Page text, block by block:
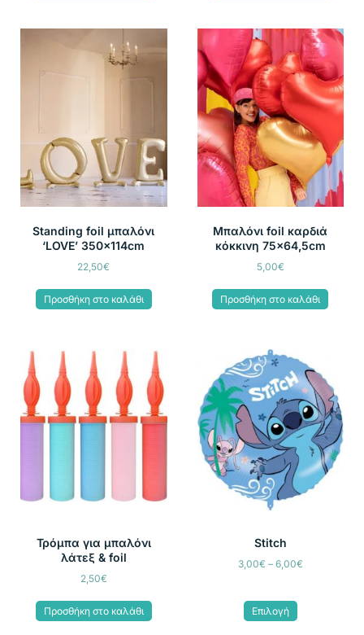
Standing foil μπαλόνι
‘LOVE’ 350x114cm
22,50€
Προσθήκη στο καλάθι
Μπαλόνι foil καρδιά
κόκκινη 75×64,5cm
5,00€
Προσθήκη στο καλάθι
Τρόμπα για μπαλόνι
λάτεξ & foil
2,50€
Προσθήκη στο καλάθι
Stitch
3,00€ – 6,00€
Επιλογή